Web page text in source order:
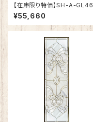
【在庫限り特価】SH-A-GL46
¥55,660